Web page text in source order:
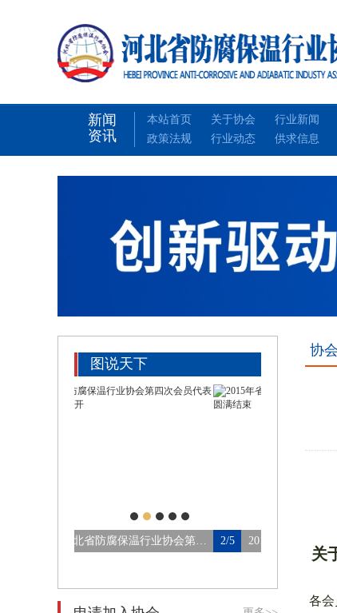
新闻
资讯
本站首页 关于协会
行业新闻
政策法规
行业动态 供求信息
图说天下
2/5 2015年省协会年会及第三次会…
协
关
各会